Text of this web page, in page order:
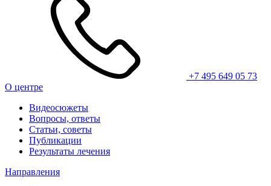
+7 495 649 05 73
О центре
Видеосюжеты
Вопросы, ответы
Статьи, советы
Публикации
Результаты лечения
Направления